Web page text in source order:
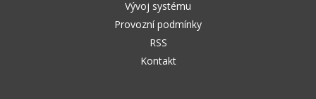
Vývoj systému
Provozní podmínky
RSS
Kontakt